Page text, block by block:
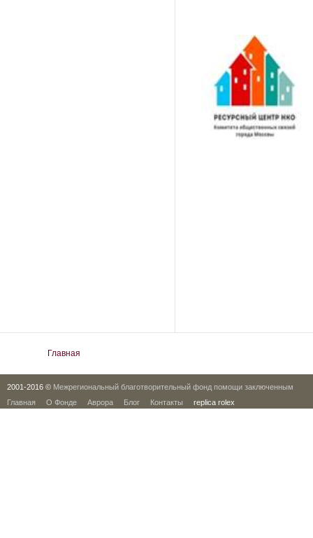
Главная
2001-2016 © Межрегиональный благотворительный фонд помощи заключенным
Главная
О Фонде Аврора Блог Контакты replica rolex